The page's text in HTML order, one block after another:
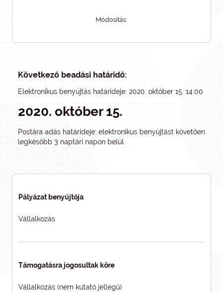
Módosítás:
Következő beadási határidő:
Elektronikus benyújtás határideje: 2020. október 15. 14:00
2020. október 15.
Postára adás határideje: elektronikus benyújtást követően
legkésőbb 3 naptári napon belül
Pályázat benyújtója
Vállalkozás
Támogatásra jogosultak köre
Vállalkozás (nem kutató jellegű)